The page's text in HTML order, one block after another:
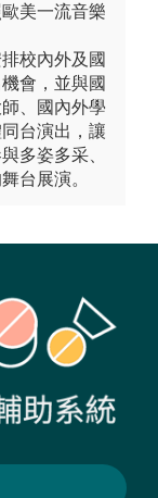
美一流音樂
校內外及國
會，並與國
、國內外學
台演出，讓
多姿多采、
台展演。